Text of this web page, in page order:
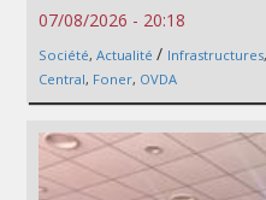
07/08/2026 - 20:18
Société, Actualité / Infrastructures,
Central, Foner, OVDA